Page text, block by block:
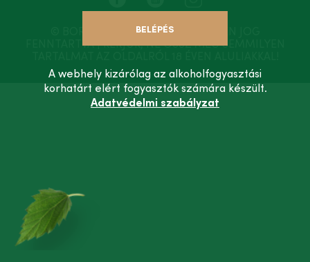
© BORSODI SÖRGYÁR KFT. MINDEN JOG
FENNTARTVA | KÉRJÜK, NE OSSZ MEG SEMMILYEN
BELÉPÉS
A webhely kizárólag az alkoholfogyasztási
korhatárt elért fogyasztók számára készült.
Adatvédelmi szabályzat